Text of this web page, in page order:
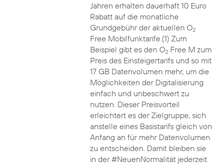
Jahren erhalten dauerhaft 10 Euro
Rabatt auf die monatliche
Grundgebühr der aktuellen O2
Free Mobilfunktarife.(1) Zum
Beispiel gibt es den O2Free M zum
Preis des Einsteigertarifs und so mit
17 GB Datenvolumen mehr, um die
Möglichkeiten der Digitalisierung
einfach und unbeschwert zu
nutzen. Dieser Preisvorteil
erleichtert es der Zielgruppe, sich
anstelle eines Basistarifs gleich von
Anfang an für mehr Datenvolumen
zu entscheiden. Damit bleiben sie
in der #NeuenNormalität jederzeit